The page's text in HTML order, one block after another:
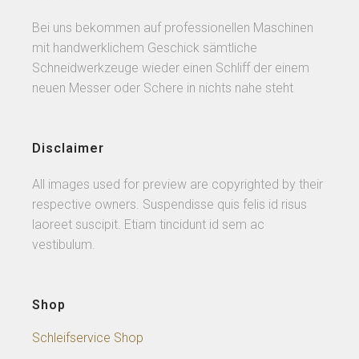
Bei uns bekommen auf professionellen Maschinen
mit handwerklichem Geschick sämtliche
Schneidwerkzeuge wieder einen Schliff der einem
neuen Messer oder Schere in nichts nahe steht
Disclaimer
All images used for preview are copyrighted by their
respective owners. Suspendisse quis felis id risus
laoreet suscipit. Etiam tincidunt id sem ac
vestibulum.
Shop
Schleifservice Shop